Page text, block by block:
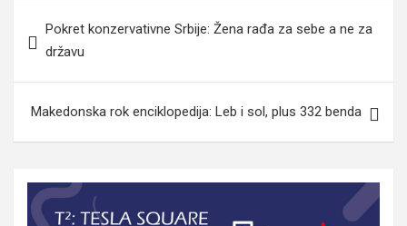
članaka
Pokret konzervativne Srbije: Žena rađa za sebe a ne za
državu
Makedonska rok enciklopedija: Leb i sol, plus 332 benda